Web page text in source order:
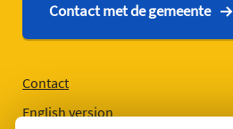
Contact met de gemeente
Contact
English version